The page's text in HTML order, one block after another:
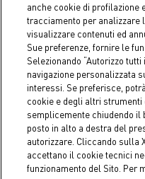
Coin S.p.A. Tax code / VAT
€
Company data Cookie
anche cookie di profilazione
tracciamento per analizzare
visualizzare contenuti ed
Sue preferenze, fornire le
Selezionando “Autorizzo
navigazione personalizzata
interessi. Se preferisce,
cookie e degli altri
semplicemente chiudendo il
posto in alto a destra del
autorizzare. Cliccando sulla
accettano il cookie tecnici
funzionamento del Sito. Per